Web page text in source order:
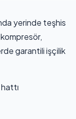
yerinde teşhis
garantili işçilik